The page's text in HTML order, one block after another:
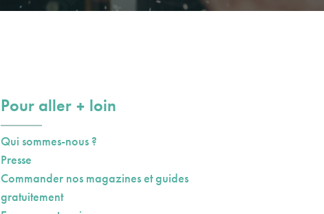
Pour aller plusloin
Qui sommes-nous ?
Presse
Commander nos magazines et guides
gratuitement